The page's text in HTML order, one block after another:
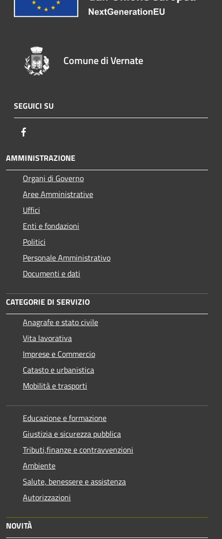
Comune di Vernate
SEGUICI SU
AMMINISTRAZIONE
Organi di Governo
Aree Amministrative
Uffici
Enti e fondazioni
Politici
Personale Amministrativo
Documenti e dati
CATEGORIE DI SERVIZIO
Anagrafe e stato civile
Vita lavorativa
Imprese e Commercio
Catasto e urbanistica
Mobilità e trasporti
Educazione e formazione
Giustizia e sicurezza pubblica
Tributi,finanze e contravvenzioni
Ambiente
Salute, benessere e assistenza
Autorizzazioni
NOVITÀ